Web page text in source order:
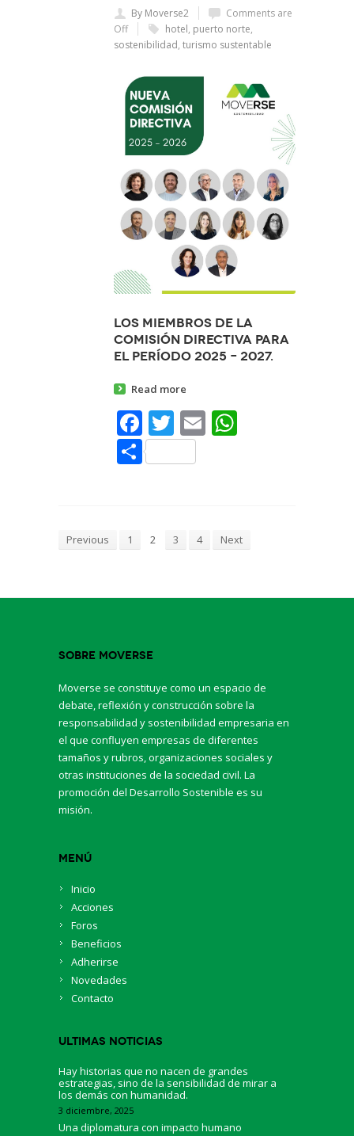
By Moverse2
Comments are
Off
hotel, puerto norte,
sostenibilidad, turismo sustentable
Los miembros de la
Comisión Directiva para
el período 2025 – 2027.
Read more
Facebook
Twitter
Email
Share
Previous 1 2 3 4 Next
Sobre Moverse
Moverse se constituye como un espacio de
debate, reflexión y construcción sobre la
responsabilidad y sostenibilidad empresaria en
el que confluyen empresas de diferentes
tamaños y rubros, organizaciones sociales y
otras instituciones de la sociedad civil. La
promoción del Desarrollo Sostenible es su
misión.
Menú
Inicio
Acciones
Foros
Beneficios
Adherirse
Novedades
Contacto
Ultimas Noticias
Hay historias que no nacen de grandes
estrategias, sino de la sensibilidad de mirar a
los demás con humanidad.
3 diciembre, 2025
Una diplomatura con impacto humano